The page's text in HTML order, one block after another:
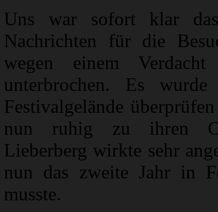
Uns war sofort klar
Nachrichten für die
wegen einem
unterbrochen. Es
Festivalgelände
nun ruhig zu ihren
Lieberberg wirkte sehr
nun das zweite Jahr in
musste.